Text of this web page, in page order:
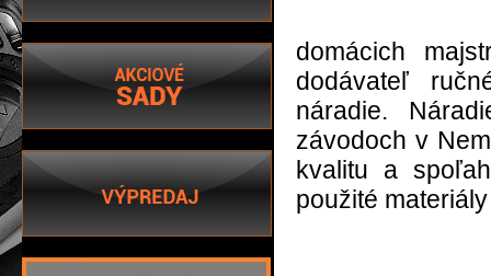
domácich
dodávateľ
náradie.
závodoch v
kvalitu a
použité